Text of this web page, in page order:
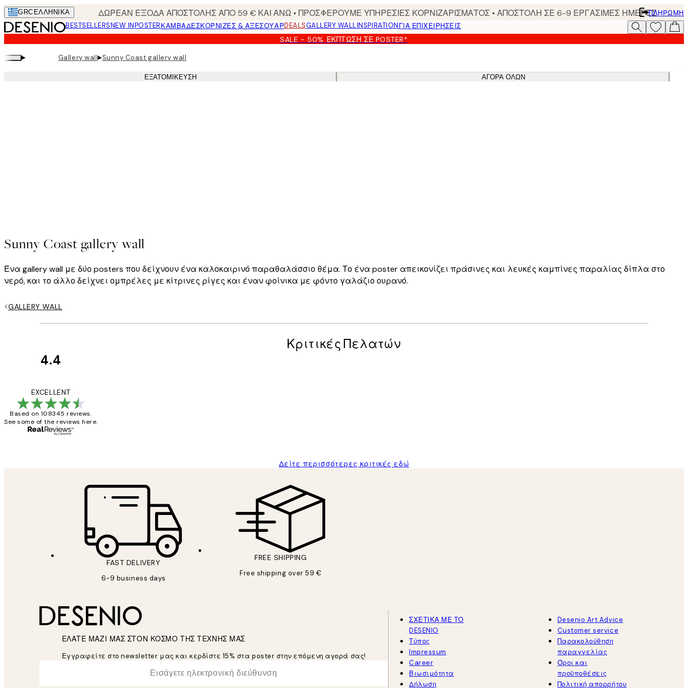
Skip
to
main
content.
GRC ΕΛΛΗΝΙΚΆ ΔΩΡΕΑΝ ΕΞΟΔΑ ΑΠΟΣΤΟΛΗΣ ΑΠΟ 59 € ΚΑΙ ΑΝΩ • ΠΡΟΣΦΕΡΟΥΜΕ ΥΠΗΡΕΣΙΕΣ ΚΟΡΝΙΖΑΡΙΣΜΑΤΟΣ • ΑΠΟΣΤΟΛΗ ΣΕ 6-9 ΕΡΓΑΣΙΜΕΣ ΗΜΕΡΕΣΠΛΗΡΩΜΉ
BESTSELLERSNEW INPOSTERΚΑΜΒΆΔΕΣΚΟΡΝΊΖΕΣ & ΑΞΕΣΟΥΆΡDEALSGALLERY WALLINSPIRATIONΓΙΑ ΕΠΙΧΕΙΡΗΣΕΙΣ
SALE - 50% ΈΚΠΤΩΣΗ ΣΕ POSTER*
▸ Gallery wall▸Sunny Coast gallery wall
ΕΞΑΤΟΜΊΚΕΥΣΗ ΑΓΟΡΆ ΌΛΩΝ
Sunny Coast gallery wall
Ένα gallery wall με δύο posters που δείχνουν ένα καλοκαιρινό παραθαλάσσιο θέμα. Το ένα poster απεικονίζει πράσινες και λευκές καμπίνες παραλίας δίπλα στο
νερό, και το άλλο δείχνει ομπρέλες με κίτρινες ρίγες και έναν φοίνικα με φόντο γαλάζιο ουρανό.
GALLERY WALL
Κριτικές Πελατών
4.4
EXCELLENT
Based on 108345 reviews.
See some of the reviews here.
Δείτε περισσότερες κριτικές εδώ
FAST DELIVERY
6-9 business days
FREE SHIPPING
Free shipping over 59 €
ΕΛΑΤΕ ΜΑΖΙ ΜΑΣ ΣΤΟΝ ΚΟΣΜΟ ΤΗΣ ΤΕΧΝΗΣ ΜΑΣ
Εγγραφείτε στο newsletter μας και κερδίστε 15% στα poster στην επόμενη αγορά σας!
ΣΧΕΤΙΚΑ ΜΕ ΤΟ
DESENIO
Τύπος
Impressum
Career
Βιωσιμότητα
Δήλωση
Desenio Art Advice
Customer service
Παρακολούθηση
παραγγελίας
Όροι και
προϋποθέσεις
Πολιτική απορρήτου